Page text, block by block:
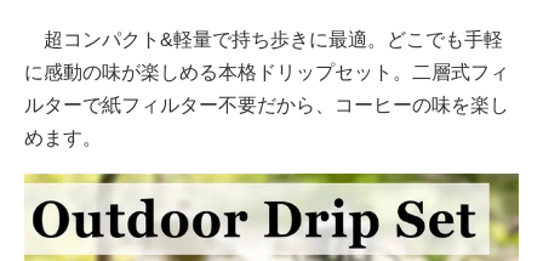
超コンパクト&軽量で持ち歩きに最適。どこでも手軽
に感動の味が楽しめる本格ドリップセット。二層式フィ
ルターで紙フィルター不要だから、コーヒーの味を楽し
めます。